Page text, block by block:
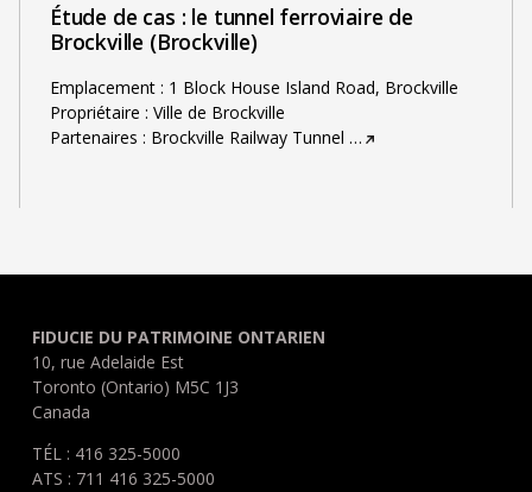
Étude de cas : le tunnel ferroviaire de
Brockville (Brockville)
Emplacement : 1 Block House Island Road, Brockville
Propriétaire : Ville de Brockville
Partenaires : Brockville Railway Tunnel …
FIDUCIE DU PATRIMOINE ONTARIEN
10, rue Adelaide Est
Toronto (Ontario) M5C 1J3
Canada
TÉL : 416 325-5000
ATS : 711 416 325-5000